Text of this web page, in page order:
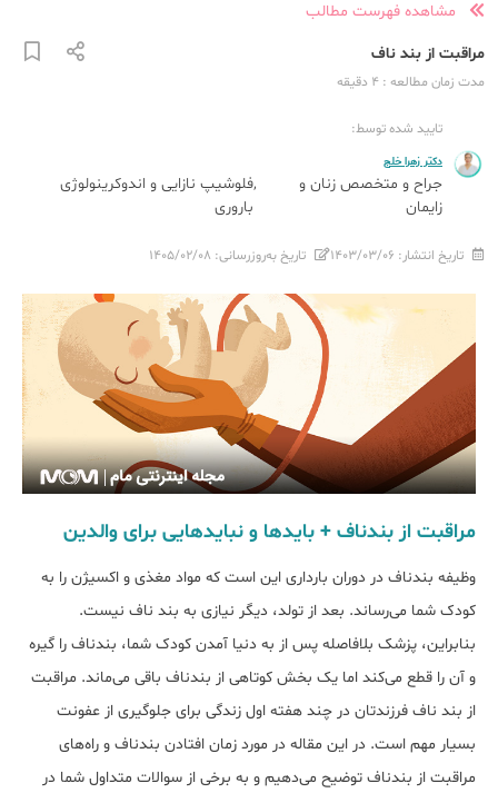
مشاهده فهرست مطالب
مراقبت از بند ناف
مدت زمان مطالعه : 4 دقیقه
تایید شده توسط:
دکتر زهرا خلج
جراح و متخصص زنان و
زایمان
فلوشیپ نازایی و اندوکرینولوژی
باروری
تاریخ انتشار: ۱۴۰۳/۰۳/۰۶ تاریخ به‌روزرسانی: ۱۴۰۵/۰۲/۰۸
مراقبت از بندناف + باید‌ها و نباید‌هایی برای والدین
وظیفه بند‌ناف در دوران بارداری این است که مواد مغذی و اکسیژن را به
کودک شما می‌رساند. بعد از تولد، دیگر نیازی به بند ناف نیست.
بنابراین، پزشک بلافاصله پس از به دنیا آمدن کودک شما، بندناف را گیره
و آن را قطع می‌کند اما یک بخش کوتاهی از بندناف باقی می‌ماند. مراقبت
از بند ناف فرزندتان در چند هفته اول زندگی برای جلوگیری از عفونت
بسیار مهم است. در این مقاله در مورد زمان افتادن بندناف و راه‌های
مراقبت از بندناف توضیح می‌دهیم و به برخی از سوالات متداول شما در